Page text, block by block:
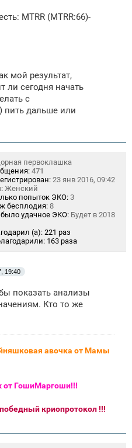
MTRR (MTRR:66)-
мой результат,
ли сегодня начать
с
пить дальше или
первоклашка
471
23 янв 2016, 09:42
Женский
попыток ЭКО: 3
бесплодия: 8
было удачное ЭКО: Будет в 2018
(а): 221 раз
163 раза
19:40
показать анализы
Кто то же
авочка от Мамы
от ГошиМаргоши!!!
криопротокол !!!